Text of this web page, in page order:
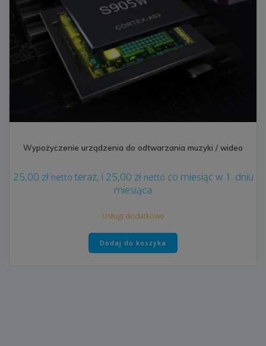
Wypożyczenie urządzenia do odtwarzania muzyki / wideo
25,00 zł netto teraz, i 25,00 zł netto co miesiąc w 1. dniu
miesiąca
Usługi dodatkowe
Dodaj do koszyka